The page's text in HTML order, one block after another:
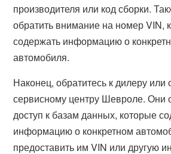
производителя или код сборки.
обратить внимание на номер VIN,
содержать информацию о
автомобиля.
Наконец, обратитесь к дилеру
сервисному центру Шевроле. Они
доступ к базам данных, которые
информацию о конкретном
предоставить им VIN или другую